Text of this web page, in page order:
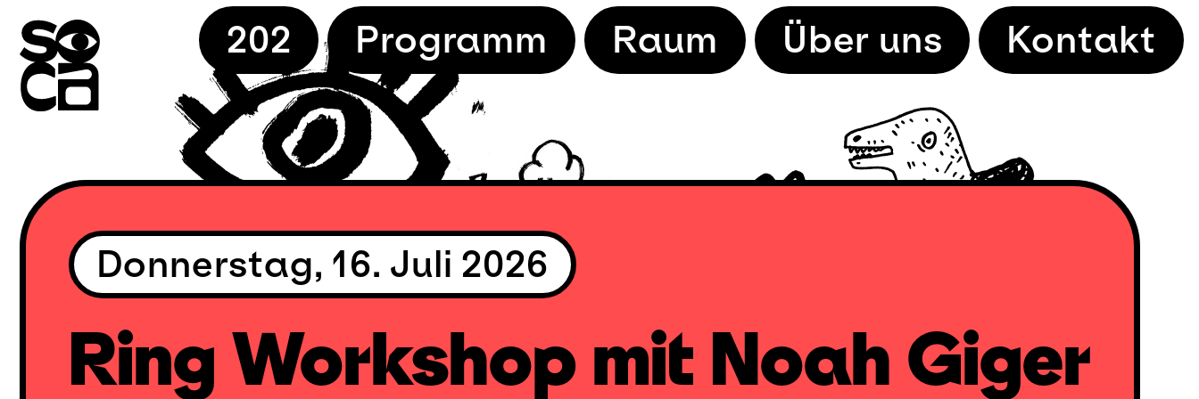
Skip
to
202 Programm Raum Über uns Kontakt
Donnerstag, 16. Juli 2026
Ring Workshop mit Noah Giger